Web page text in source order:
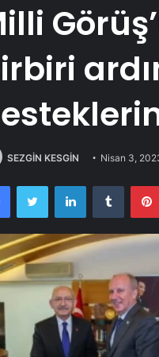
SEZGİN KESGİN Nisan 3,
FacebookTwitter LinkedInTumblr